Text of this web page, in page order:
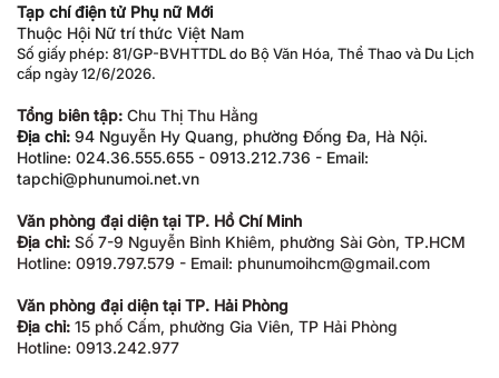
Tạp chí điện tử Phụ nữ Mới
Thuộc Hội Nữ trí thức Việt Nam
Số giấy phép: 81/GP-BVHTTDL do Bộ Văn Hóa, Thể Thao và Du Lịch
cấp ngày 12/6/2026.
Tổng biên tập: Chu Thị Thu Hằng
Địa chỉ: 94 Nguyễn Hy Quang, phường Đống Đa, Hà Nội.
Hotline: 024.36.555.655 - 0913.212.736 - Email:
tapchi@phunumoi.net.vn
Văn phòng đại diện tại TP. Hồ Chí Minh
Địa chỉ: Số 7-9 Nguyễn Bỉnh Khiêm, phường Sài Gòn, TP.HCM
Hotline: 0919.797.579 - Email: phunumoihcm@gmail.com
Văn phòng đại diện tại TP. Hải Phòng
Địa chỉ: 15 phố Cấm, phường Gia Viên, TP Hải Phòng
Hotline: 0913.242.977